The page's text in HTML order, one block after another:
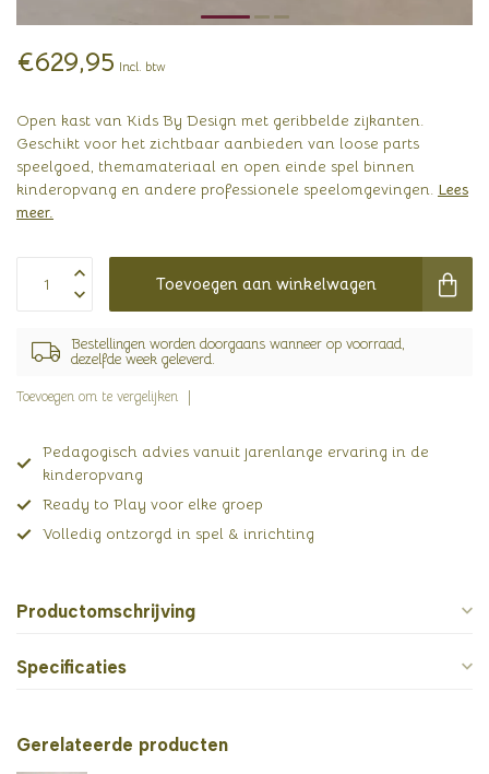
€629,95 Incl. btw
Open kast van Kids By Design met geribbelde zijkanten.
Geschikt voor het zichtbaar aanbieden van loose parts
speelgoed, themamateriaal en open einde spel binnen
kinderopvang en andere professionele speelomgevingen. Lees
meer.
Toevoegen aan winkelwagen
Bestellingen worden doorgaans wanneer op voorraad,
dezelfde week geleverd.
Toevoegen om te vergelijken
Pedagogisch advies vanuit jarenlange ervaring in de
kinderopvang
Ready to Play voor elke groep
Volledig ontzorgd in spel & inrichting
Productomschrijving
Specificaties
Gerelateerde producten